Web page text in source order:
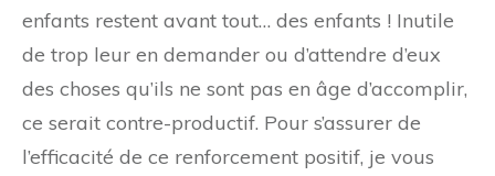
enfants restent avant tout… des enfants ! Inutile
de trop leur en demander ou d’attendre d’eux
des choses qu’ils ne sont pas en âge d’accomplir,
ce serait contre-productif. Pour s’assurer de
l’efficacité de ce renforcement positif, je vous